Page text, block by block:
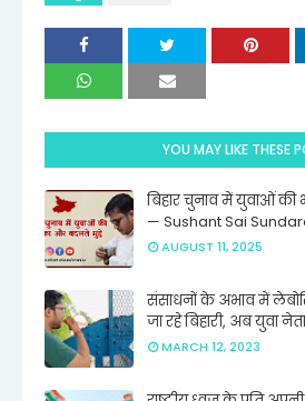
YOU MAY LIKE THESE
बिहार चुनाव में युवाओं
— Sushant Sai
AUGUST 11, 2025
संसाधनों के अभाव में
जा रहे बिहारी, अब युवा
MARCH 12, 2023